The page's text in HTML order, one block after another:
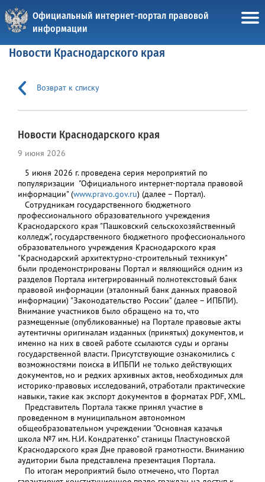
Официальный интернет-портал правовой
информации
Новости Краснодарского края
Возврат к списку
Новости Краснодарского края
9 июня 2026
5 июня 2026 г. проведена серия мероприятий по
популяризации "Официального интернет-портала правовой
информации" (www.pravo.gov.ru) (далее – Портал).
Сотрудникам государственного бюджетного
профессионального образовательного учреждения
Краснодарского края "Пашковский сельскохозяйственный
колледж", государственного бюджетного профессионального
образовательного учреждения Краснодарского края
"Краснодарский архитектурно-строительный техникум"
были продемонстрированы Портал и являющийся одним из
разделов Портала интегрированный полнотекстовый банк
правовой информации (эталонный банк данных правовой
информации) "Законодательство России" (далее – ИПБПИ).
Внимание участников было обращено на то, что
размещенные (опубликованные) на Портале правовые акты
аутентичны оригиналам изданных (принятых) документов, и
именно на них в своей работе ссылаются суды и органы
государственной власти. Присутствующие ознакомились с
возможностями поиска в ИПБПИ не только действующих
документов, но и редких архивных актов, необходимых для
историко-правовых исследований, отработали практические
навыки, такие как экспорт документов в форматах PDF, XML.
Представитель Портала также принял участие в
проведенном в муниципальном автономном
общеобразовательном учреждении "Основная казачья
школа №7 им. Н.И. Кондратенко" станицы Пластуновской
Краснодарского края Дне правовой грамотности. Вниманию
аудитории была представлена презентация Портала.
По итогам мероприятий было отмечено, что Портал